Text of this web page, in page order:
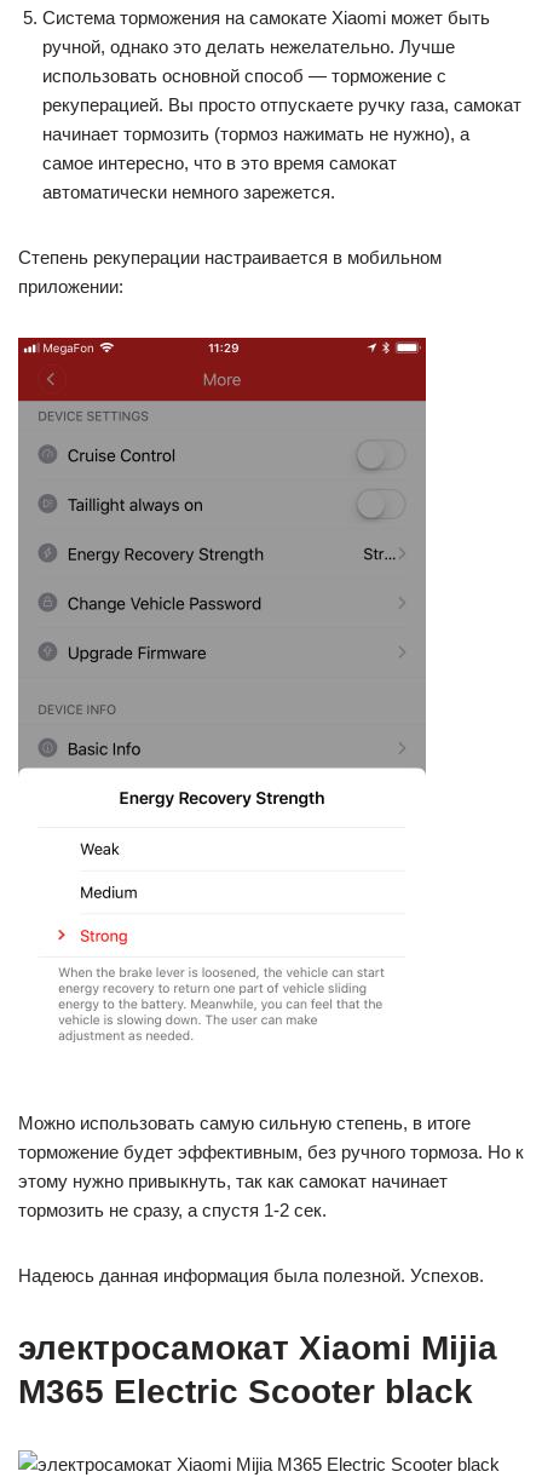
Система торможения на самокате Xiaomi может быть
ручной, однако это делать нежелательно. Лучше
использовать основной способ — торможение с
рекуперацией. Вы просто отпускаете ручку газа, самокат
начинает тормозить (тормоз нажимать не нужно), а
самое интересно, что в это время самокат
автоматически немного зарежется.
Степень рекуперации настраивается в мобильном
приложении:
Можно использовать самую сильную степень, в итоге
торможение будет эффективным, без ручного тормоза. Но к
этому нужно привыкнуть, так как самокат начинает
тормозить не сразу, а спустя 1-2 сек.
Надеюсь данная информация была полезной. Успехов.
электросамокат Xiaomi Mijia
M365 Electric Scooter black